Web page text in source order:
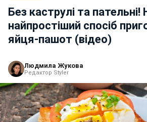
Без каструлі та пательні!
найпростіший спосіб
яйця-пашот (відео)
Людмила Жукова
Редактор Styler